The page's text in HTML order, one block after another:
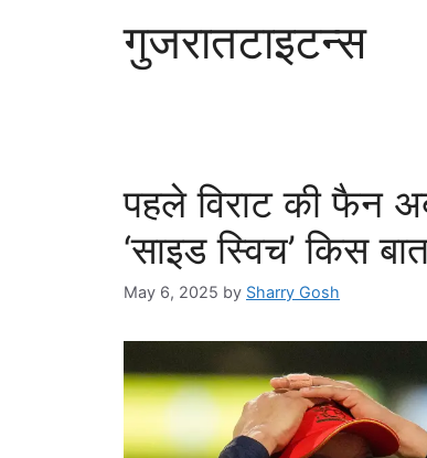
गुजरातटाइटन्स
पहले विराट की फैन
‘साइड स्विच’ किस
May 6, 2025 by Sharry Gosh